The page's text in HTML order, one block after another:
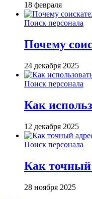
18 февраля
Поиск персонала
Почему
24 декабря 2025
Поиск персонала
Как
12 декабря 2025
Поиск персонала
Как точный
28 ноября 2025